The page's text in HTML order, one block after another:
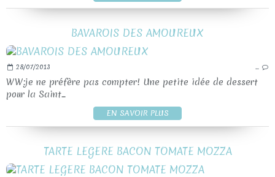
BAVAROIS DES AMOUREUX
28/07/2013 …
WW:je ne préfère pas compter! Une petite idée de dessert
pour la Saint...
EN SAVOIR PLUS
TARTE LEGERE BACON TOMATE MOZZA